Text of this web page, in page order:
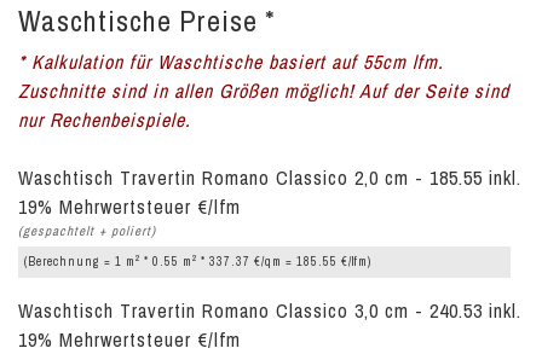
Waschtische Preise *
* Kalkulation für Waschtische basiert auf 55cm lfm.
Zuschnitte sind in allen Größen möglich! Auf der Seite sind
nur Rechenbeispiele.
Waschtisch Travertin Romano Classico 2,0 cm - 185.55 inkl.
19% Mehrwertsteuer €/lfm
(gespachtelt + poliert)
(Berechnung = 1 m 2 * 0.55 m 2 * 337.37 €/qm = 185.55 €/lfm)
Waschtisch Travertin Romano Classico 3,0 cm - 240.53 inkl.
19% Mehrwertsteuer €/lfm